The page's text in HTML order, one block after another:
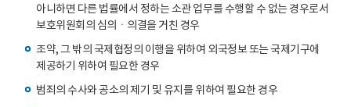
아니하면 다른 법률에서 정하는 소관 업무를 수행할 수 없는 경우로서
보호위원회의 심의ㆍ의결을 거친 경우
조약, 그 밖의 국제협정의 이행을 위하여 외국정보 또는 국제기구에
제공하기 위하여 필요한 경우
범죄의 수사와 공소의 제기 및 유지를 위하여 필요한 경우